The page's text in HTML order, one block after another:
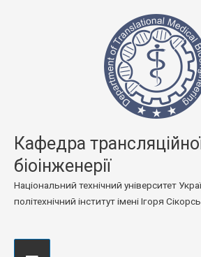
Кафедра
біоінженерії
Національний технічний університет
політехнічний інститут імені Ігоря